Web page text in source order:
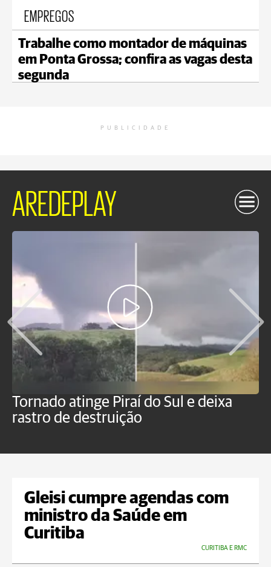
EMPREGOS
Trabalhe como montador de máquinas
em Ponta Grossa; confira as vagas desta
segunda
PUBLICIDADE
AREDEPLAY
Tornado atinge Piraí do Sul e deixa
rastro de destruição
Gleisi cumpre agendas com
ministro da Saúde em
Curitiba
CURITIBA E RMC